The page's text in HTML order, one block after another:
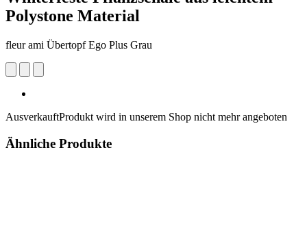
Polystone Material
fleur ami Übertopf Ego Plus Grau
AusverkauftProdukt wird in unserem Shop nicht mehr angeboten
Ähnliche Produkte